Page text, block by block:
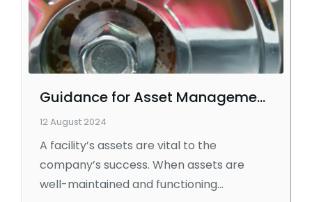
Guidance for Asset Management Policy
12 August 2024
A facility’s assets are vital to the
company’s success. When assets are
well-maintained and functioning…